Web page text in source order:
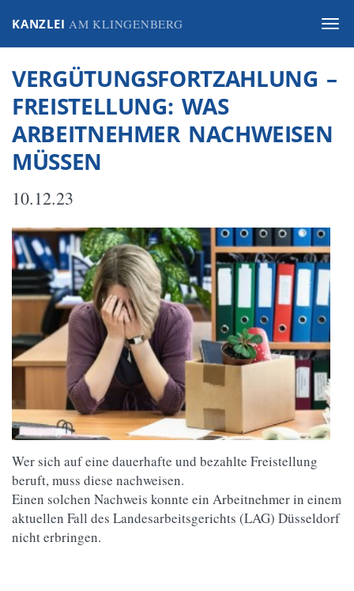
KANZLEI AM KLINGENBERG
VERGÜTUNGSFORTZAHLUNG –
FREISTELLUNG: WAS
ARBEITNEHMER NACHWEISEN
MÜSSEN
10.12.23
Wer sich auf eine dauerhafte und bezahlte Freistellung
beruft, muss diese nachweisen.
Einen solchen Nachweis konnte ein Arbeitnehmer in einem
aktuellen Fall des Landesarbeitsgerichts (LAG) Düsseldorf
nicht erbringen.